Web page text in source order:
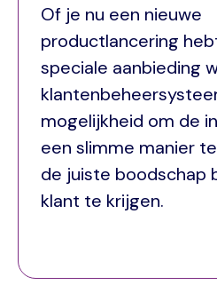
Of je nu een nieuwe
productlancering
speciale aanbieding
mogelijkheid om de
een slimme manier
de juiste boodschap
klant te krijgen.